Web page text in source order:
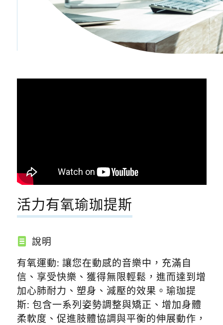
活力有氧瑜珈提斯
說明
有氧運動: 讓您在動感的音樂中，充滿自
信、享受快樂、獲得無限輕鬆，進而達到增
加心肺耐力、塑身、減壓的效果。瑜珈提
斯: 包含一系列姿勢調整與矯正、增加身體
柔軟度、促進肢體協調與平衡的伸展動作，